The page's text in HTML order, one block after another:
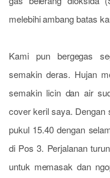
melebihi ambang batas
Kami pun bergegas
semakin deras. Hujan
semakin licin dan air
cover keril saya. Dengan
pukul 15.40 dengan
di Pos 3. Perjalanan
untuk memasak dan